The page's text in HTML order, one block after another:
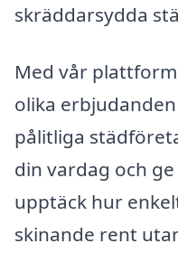
skräddarsydda
Med vår
olika
pålitliga
din vardag och
upptäck hur
skinande rent